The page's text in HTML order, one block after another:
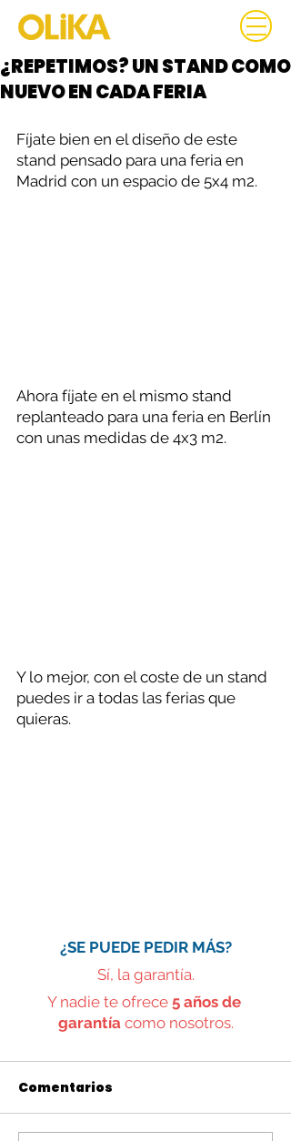
¿REPETIMOS? UN STAND COMO
NUEVO EN CADA FERIA
Fíjate bien en el diseño de este
stand pensado para una feria en
Madrid con un espacio de 5x4 m2.
Ahora fíjate en el mismo stand
replanteado para una feria en Berlín
con unas medidas de 4x3 m2.
Y lo mejor, con el coste de un stand
puedes ir a todas las ferias que
quieras.
¿SE PUEDE PEDIR MÁS?
Sí, la garantía.
Y nadie te ofrece 5 años de
garantía como nosotros.
Comentarios